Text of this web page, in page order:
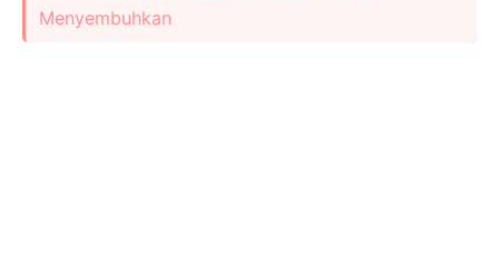
Menyembuhkan